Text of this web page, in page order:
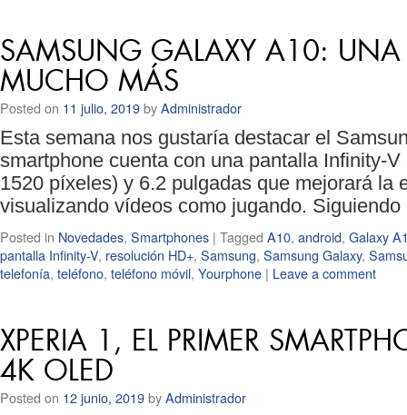
SAMSUNG GALAXY A10: UNA
MUCHO MÁS
Posted on 11 julio, 2019byAdministrador
Esta semana nos gustaría destacar el
smartphone cuenta con una pantalla Infinity-
1520 píxeles) y 6.2 pulgadas que mejorará la
visualizando vídeos como jugando.
Posted in Novedades, Smartphones | Tagged A10, android, Galaxy
pantalla Infinity-V, resolución HD+, Samsung, Samsung Galaxy,
telefonía, teléfono, teléfono móvil, Yourphone | Leave a comment
XPERIA 1, EL PRIMER
4K OLED
Posted on 12 junio, 2019byAdministrador